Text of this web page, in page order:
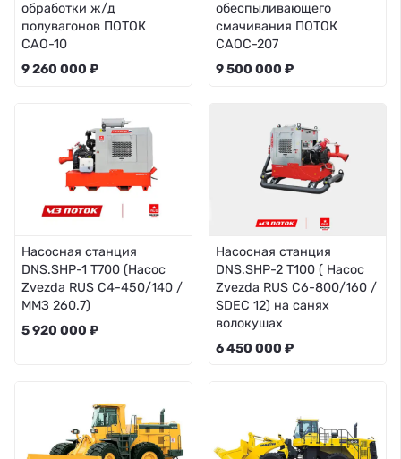
обработки ж/д
полувагонов ПОТОК
САО-10
9 260 000 ₽
обеспыливающего
смачивания ПОТОК
САОС-207
9 500 000 ₽
Насосная станция
DNS.SHP-1 Т700 (Насос
Zvezda RUS C4-450/140 /
ММЗ 260.7)
5 920 000 ₽
Насосная станция
DNS.SHP-2 T100 ( Насос
Zvezda RUS C6-800/160 /
SDEC 12) на санях
волокушах
6 450 000 ₽